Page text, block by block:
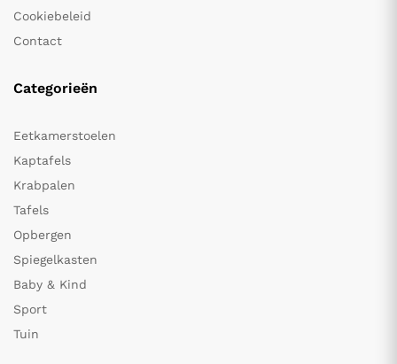
Cookiebeleid
Contact
Categorieën
Eetkamerstoelen
Kaptafels
Krabpalen
Tafels
Opbergen
Spiegelkasten
Baby & Kind
Sport
Tuin